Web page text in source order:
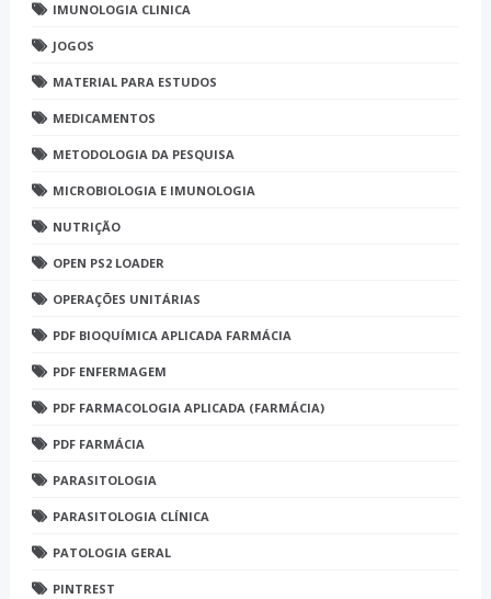
IMUNOLOGIA CLINICA
JOGOS
MATERIAL PARA ESTUDOS
MEDICAMENTOS
METODOLOGIA DA PESQUISA
MICROBIOLOGIA E IMUNOLOGIA
NUTRIÇÃO
OPEN PS2 LOADER
OPERAÇÕES UNITÁRIAS
PDF BIOQUÍMICA APLICADA FARMÁCIA
PDF ENFERMAGEM
PDF FARMACOLOGIA APLICADA (FARMÁCIA)
PDF FARMÁCIA
PARASITOLOGIA
PARASITOLOGIA CLÍNICA
PATOLOGIA GERAL
PINTREST